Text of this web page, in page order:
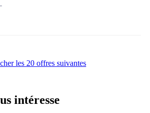
les 20 offres suivantes
intéresse